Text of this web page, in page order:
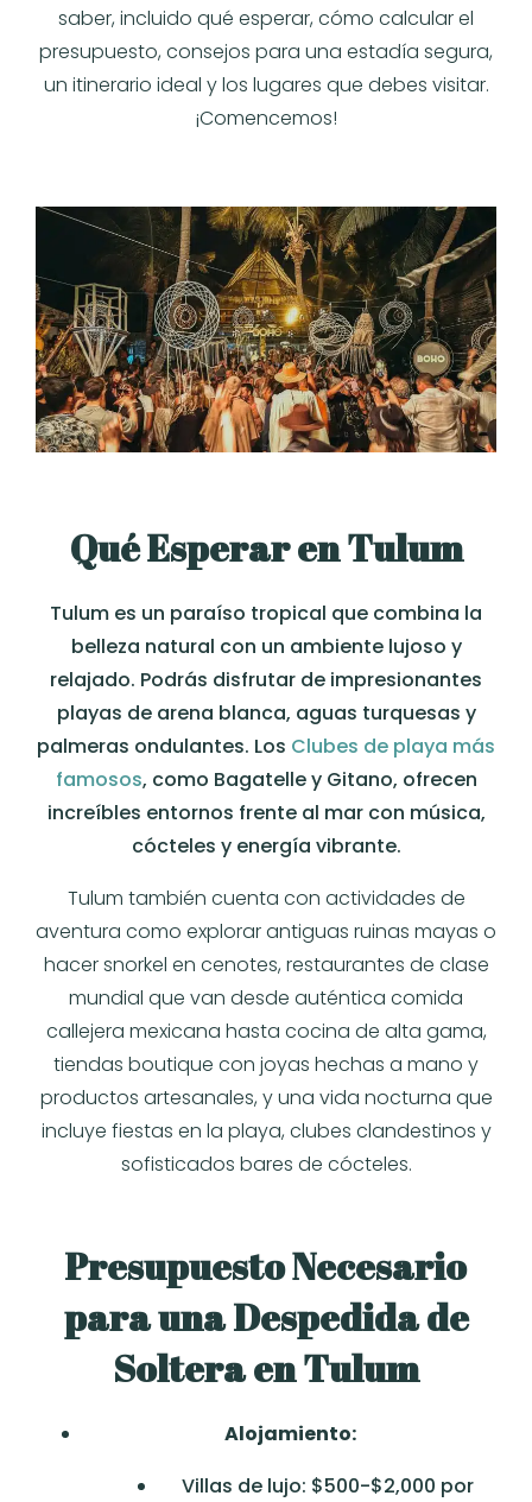
saber, incluido qué esperar, cómo calcular el
presupuesto, consejos para una estadía segura,
un itinerario ideal y los lugares que debes visitar.
¡Comencemos!
Qué Esperar en Tulum
Tulum es un paraíso tropical que combina la
belleza natural con un ambiente lujoso y
relajado. Podrás disfrutar de impresionantes
playas de arena blanca, aguas turquesas y
palmeras ondulantes. Los Clubes de playa más
famosos, como Bagatelle y Gitano, ofrecen
increíbles entornos frente al mar con música,
cócteles y energía vibrante.
Tulum también cuenta con actividades de
aventura como explorar antiguas ruinas mayas o
hacer snorkel en cenotes, restaurantes de clase
mundial que van desde auténtica comida
callejera mexicana hasta cocina de alta gama,
tiendas boutique con joyas hechas a mano y
productos artesanales, y una vida nocturna que
incluye fiestas en la playa, clubes clandestinos y
sofisticados bares de cócteles.
Presupuesto Necesario
para una Despedida de
Soltera en Tulum
Alojamiento:
Villas de lujo: $500-$2,000 por